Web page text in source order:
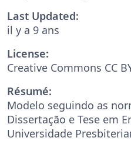
Last Updated:
il y a 9 ans
License:
Creative Commons CC
Résumé:
Modelo seguindo as
Dissertação e Tese em
Universidade